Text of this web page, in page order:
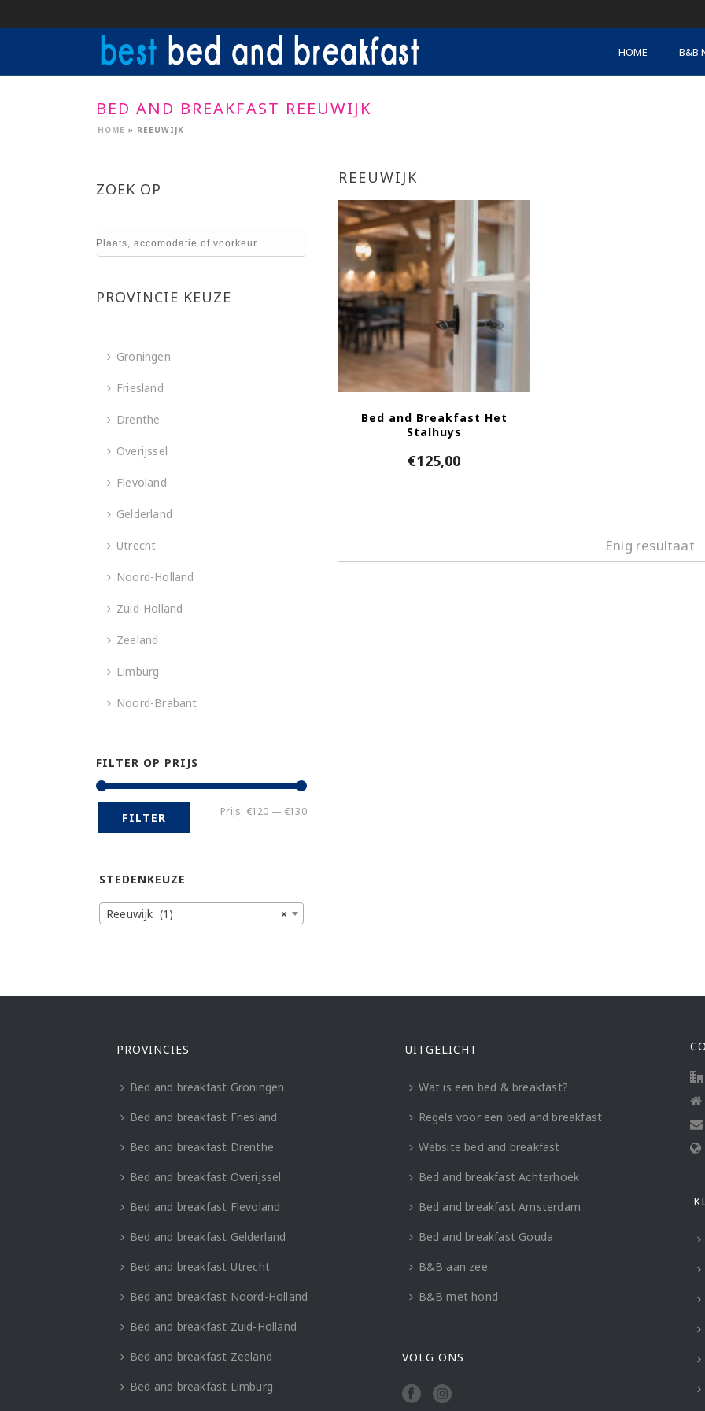
HOME B&B
BED AND BREAKFAST REEUWIJK
HOME » REEUWIJK
REEUWIJK
Bed and Breakfast Het
Stalhuys
€125,00
Enig resultaat
ZOEK OP
PROVINCIE KEUZE
Groningen
Friesland
Drenthe
Overijssel
Flevoland
Gelderland
Utrecht
Noord-Holland
Zuid-Holland
Zeeland
Limburg
Noord-Brabant
FILTER OP PRIJS
Min.
Max.
FILTER Prijs: €120 — €130
STEDENKEUZE
×
Reeuwijk (1)
PROVINCIES
Bed and breakfast Groningen
Bed and breakfast Friesland
Bed and breakfast Drenthe
Bed and breakfast Overijssel
Bed and breakfast Flevoland
Bed and breakfast Gelderland
Bed and breakfast Utrecht
Bed and breakfast Noord-Holland
Bed and breakfast Zuid-Holland
Bed and breakfast Zeeland
Bed and breakfast Limburg
UITGELICHT
Wat is een bed & breakfast?
Regels voor een bed and breakfast
Website bed and breakfast
Bed and breakfast Achterhoek
Bed and breakfast Amsterdam
Bed and breakfast Gouda
B&B aan zee
B&B met hond
VOLG ONS